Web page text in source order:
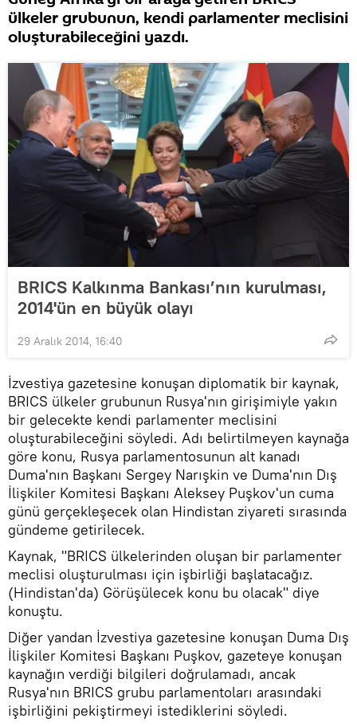
ülkeler grubunun, kendi parlamenter meclisini
oluşturabileceğini yazdı.
BRICS Kalkınma Bankası’nın kurulması,
2014'ün en büyük olayı
29 Aralık 2014, 16:40
İzvestiya gazetesine konuşan diplomatik bir kaynak,
BRICS ülkeler grubunun Rusya'nın girişimiyle yakın
bir gelecekte kendi parlamenter meclisini
oluşturabileceğini söyledi. Adı belirtilmeyen kaynağa
göre konu, Rusya parlamentosunun alt kanadı
Duma'nın Başkanı Sergey Narışkin ve Duma'nın Dış
İlişkiler Komitesi Başkanı Aleksey Puşkov'un cuma
günü gerçekleşecek olan Hindistan ziyareti sırasında
gündeme getirilecek.
Kaynak, "BRICS ülkelerinden oluşan bir parlamenter
meclisi oluşturulması için işbirliği başlatacağız.
(Hindistan'da) Görüşülecek konu bu olacak" diye
konuştu.
Diğer yandan İzvestiya gazetesine konuşan Duma Dış
İlişkiler Komitesi Başkanı Puşkov, gazeteye konuşan
kaynağın verdiği bilgileri doğrulamadı, ancak
Rusya'nın BRICS grubu parlamentoları arasındaki
işbirliğini pekiştirmeyi istediklerini söyledi.